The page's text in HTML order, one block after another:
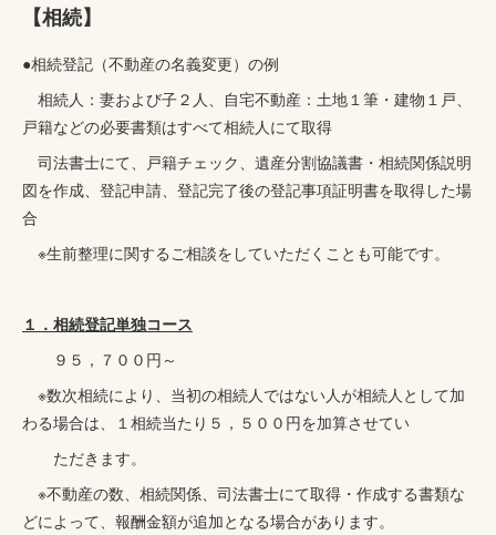
【相続】
●相続登記（不動産の名義変更）の例
相続人：妻および子２人、自宅不動産：土地１筆・建物１戸、
戸籍などの必要書類はすべて相続人にて取得
司法書士にて、戸籍チェック、遺産分割協議書・相続関係説明
図を作成、登記申請、登記完了後の登記事項証明書を取得した場
合
※生前整理に関するご相談をしていただくことも可能です。
１．相続登記単独コース
９５，７００円～
※数次相続により、当初の相続人ではない人が相続人として加
わる場合は、１相続当たり５，５００円を加算させてい
ただきます。
※不動産の数、相続関係、司法書士にて取得・作成する書類な
どによって、報酬金額が追加となる場合があります。